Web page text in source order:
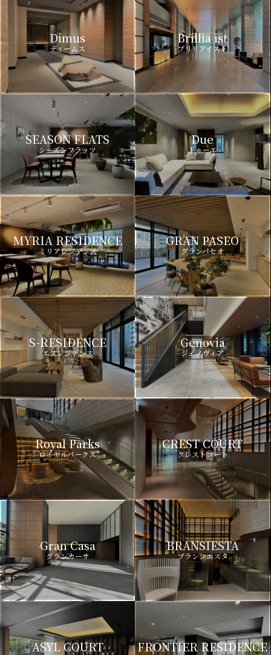
Dimus
ディームス
Brillia ist
ブリリアイスト
SEASON FLATS
シーズンフラッツ
Due
ドゥーエ
MYRIA RESIDENCE
ミリアレジデンス
GRAN PASEO
グランパセオ
S-RESIDENCE
エスレジデンス
Genovia
ジェノヴィア
Royal Parks
ロイヤルパークス
CREST COURT
クレストコート
Gran Casa
グランカーサ
BRANSIESTA
ブランシエスタ
ASYL COURT FRONTIER RESIDENCE